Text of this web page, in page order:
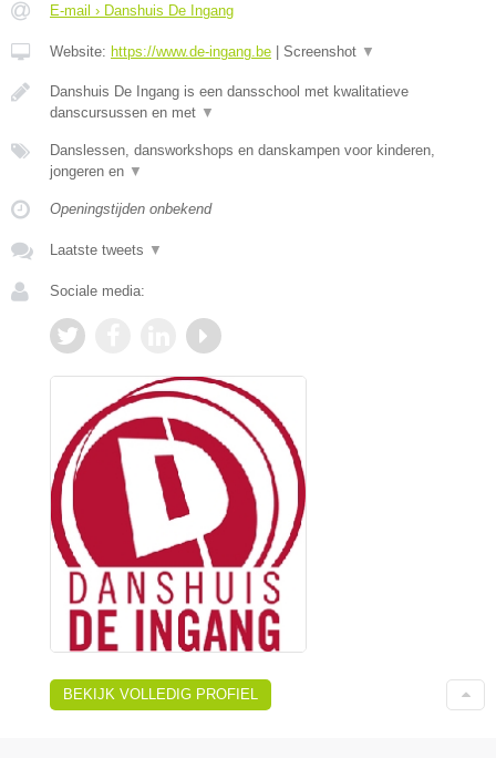
E-mail › Danshuis De Ingang
Website: https://www.de-ingang.be Screenshot ▼
Danshuis De Ingang is een dansschool met kwalitatieve
danscursussen en met ▼
Danslessen, dansworkshops en danskampen voor kinderen,
jongeren en ▼
Openingstijden onbekend
Laatste tweets ▼
Sociale media:
BEKIJK VOLLEDIG PROFIEL